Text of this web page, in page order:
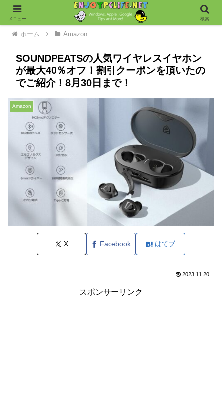
ホーム Amazon
SOUNDPEATSの人気ワイヤレスイヤホン
が最大40％オフ！割引クーポンを頂いたの
でご紹介！8月30日まで！
Amazon
X Facebook はてブ
2023.11.20
スポンサーリンク
メニュー 検索